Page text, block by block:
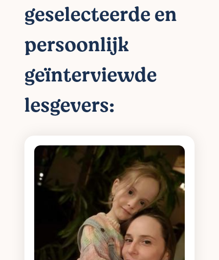
geselecteerde en
persoonlijk
geïnterviewde
lesgevers: